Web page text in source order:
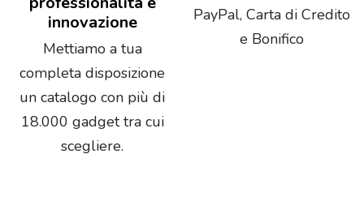
innovazione
Mettiamo a tua
completa disposizione
un catalogo con più di
18.000 gadget tra cui
scegliere.
PayPal, Carta di Credito
e Bonifico